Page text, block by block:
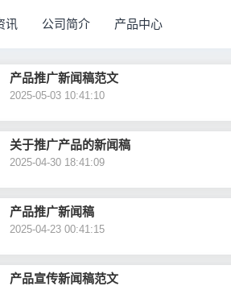
讯 公司简介 产品中心
产品推广新闻稿范文
2025-05-03 10:41:10
关于推广产品的新闻稿
2025-04-30 18:41:09
产品推广新闻稿
2025-04-23 00:41:15
产品宣传新闻稿范文